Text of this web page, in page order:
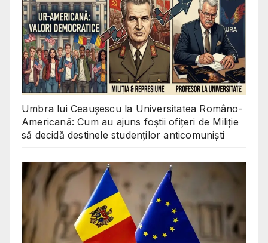
Umbra lui Ceaușescu la Universitatea Româno-
Americană: Cum au ajuns foștii ofițeri de Miliție
să decidă destinele studenților anticomuniști